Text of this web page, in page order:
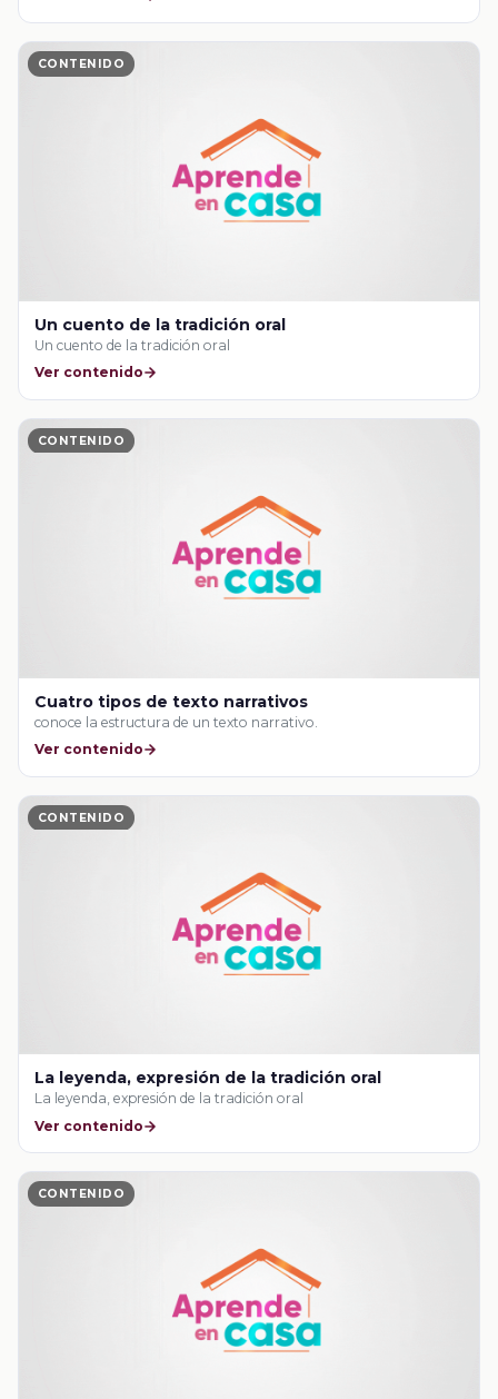
CONTENIDO
Un cuento de la tradición oral
Un cuento de la tradición oral
Ver contenido
CONTENIDO
Cuatro tipos de texto narrativos
conoce la estructura de un texto narrativo.
Ver contenido
CONTENIDO
La leyenda, expresión de la tradición oral
La leyenda, expresión de la tradición oral
Ver contenido
CONTENIDO